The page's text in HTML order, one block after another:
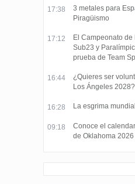
17:38
3 metales para
Piragüismo
17:12
El Campeonato
Sub23 y
prueba de Team
16:44
¿Quieres ser
Los Ángeles 2028?
16:28 La esgrima
09:18
Conoce el
de Oklahoma 2026